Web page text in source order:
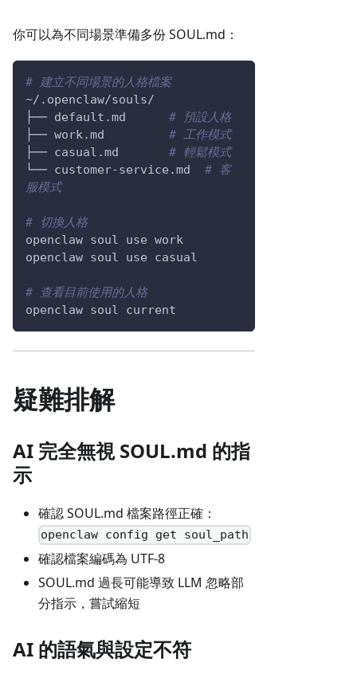
你可以為不同場景準備多份 SOUL.md：
# 建立不同場景的人格檔案
~/.openclaw/souls/
├── default.md # 預設人格
├── work.md # 工作模式
├── casual.md # 輕鬆模式
└── customer-service.md # 客
服模式
# 切換人格
openclaw soul use work
openclaw soul use casual
# 查看目前使用的人格
openclaw soul current
疑難排解
AI 完全無視 SOUL.md 的指
示
確認 SOUL.md 檔案路徑正確：
openclaw config get soul_path
確認檔案編碼為 UTF-8
SOUL.md 過長可能導致 LLM 忽略部
分指示，嘗試縮短
AI 的語氣與設定不符